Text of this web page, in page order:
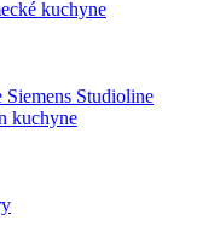
kuchyne
Studioline
kuchyne